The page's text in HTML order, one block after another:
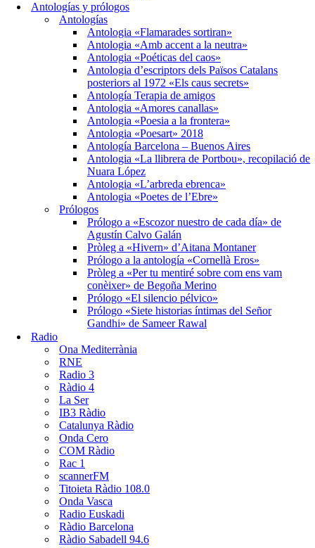
Antologías y prólogos
Antologías
Antologia «Flamarades sortiran»
Antologia «Amb accent a la neutra»
Antologia «Poéticas del caos»
Antologia d’escriptors dels Països Catalans
posteriors al 1972 «Els caus secrets»
Antología Terapia de amigos
Antologia «Amores canallas»
Antologia «Poesia a la frontera»
Antologia «Poesart» 2018
Antología Barcelona – Buenos Aires
Antologia «La llibrera de Portbou», recopilació de
Nuara López
Antologia «L’arbreda ebrenca»
Antologia «Poetes de l’Ebre»
Prólogos
Prólogo a «Escozor nuestro de cada día» de
Agustín Calvo Galán
Pròleg a «Hivern» d’Aitana Montaner
Prólogo a la antología «Cornellà Eros»
Pròleg a «Per tu mentiré sobre com ens vam
conèixer» de Begoña Merino
Prólogo «El silencio pélvico»
Prólogo «Siete historias íntimas del Señor
Gandhi» de Sameer Rawal
Radio
Ona Mediterrània
RNE
Radio 3
Ràdio 4
La Ser
IB3 Ràdio
Catalunya Ràdio
Onda Cero
COM Ràdio
Rac 1
scannerFM
Titoieta Ràdio 108.0
Onda Vasca
Radio Euskadi
Ràdio Barcelona
Ràdio Sabadell 94.6